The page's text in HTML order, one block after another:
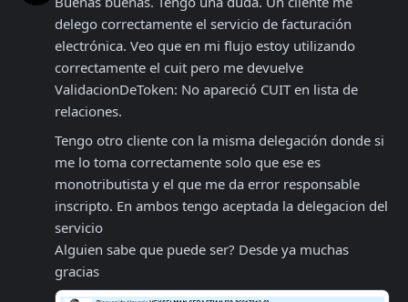
delego correctamente el servicio de facturación
electrónica. Veo que en mi flujo estoy utilizando
correctamente el cuit pero me devuelve
ValidacionDeToken: No apareció CUIT en lista de
relaciones.
Tengo otro cliente con la misma delegación donde si
me lo toma correctamente solo que ese es
monotributista y el que me da error responsable
inscripto. En ambos tengo aceptada la delegacion del
servicio
Alguien sabe que puede ser? Desde ya muchas
gracias